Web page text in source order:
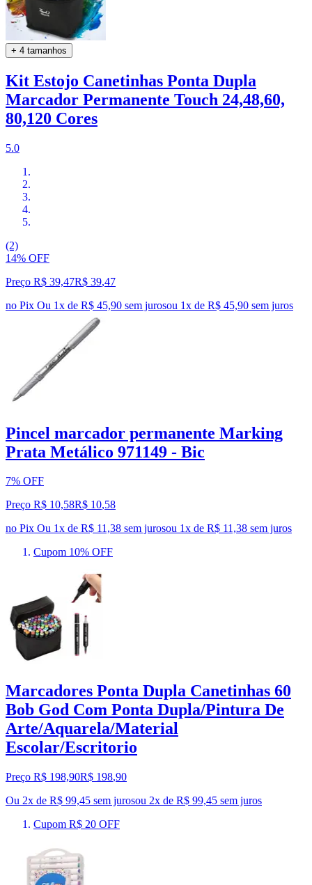
+ 4 tamanhos
Kit Estojo Canetinhas Ponta Dupla
Marcador Permanente Touch 24,48,60,
80,120 Cores
5.0
(2)
14% OFF
Preço R$ 39,47R$ 39,47
no Pix Ou 1x de R$ 45,90 sem jurosou 1x de R$ 45,90 sem juros
Pincel marcador permanente Marking
Prata Metálico 971149 - Bic
7% OFF
Preço R$ 10,58R$ 10,58
no Pix Ou 1x de R$ 11,38 sem jurosou 1x de R$ 11,38 sem juros
Cupom 10% OFF
Marcadores Ponta Dupla Canetinhas 60
Bob God Com Ponta Dupla/Pintura De
Arte/Aquarela/Material
Escolar/Escritorio
Preço R$ 198,90R$ 198,90
Ou 2x de R$ 99,45 sem jurosou 2x de R$ 99,45 sem juros
Cupom R$ 20 OFF